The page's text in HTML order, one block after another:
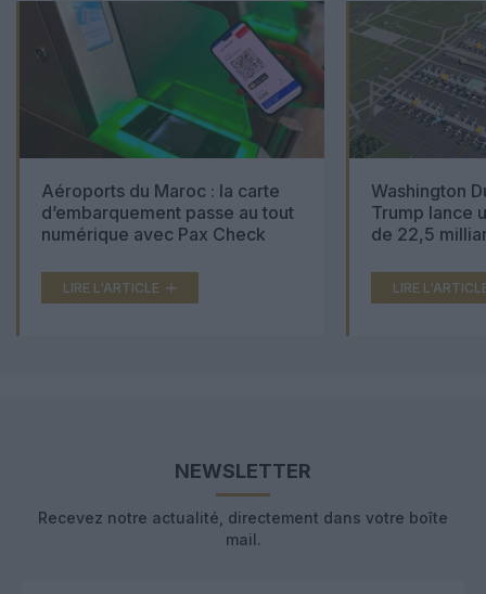
Aéroports du Maroc : la carte
d’embarquement passe au tout
numérique avec Pax Check
LIRE L'ARTICLE
Washington
Trump lance
de 22,5
LIRE
NEWSLETTER
Recevez notre actualité, directement dans votre boîte
mail.